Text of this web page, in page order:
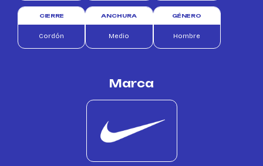
CIERRE
Cordón
ANCHURA
Medio
GÉNERO
Hombre
Marca